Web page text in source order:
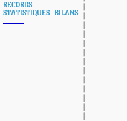
RECORDS -
STATISTIQUES - BILANS